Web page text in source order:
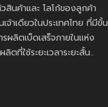
วสินค้าและ โลโก้ของลูกค้า
เจ้าเดียวในประเทศไทย ที่มีขั้น
ผลิตเบ็ดเสร็จภายในแห่ง
ตที่ใช้ระยะเวลาระยะสั้น..